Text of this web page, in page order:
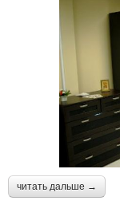
читать дальше →